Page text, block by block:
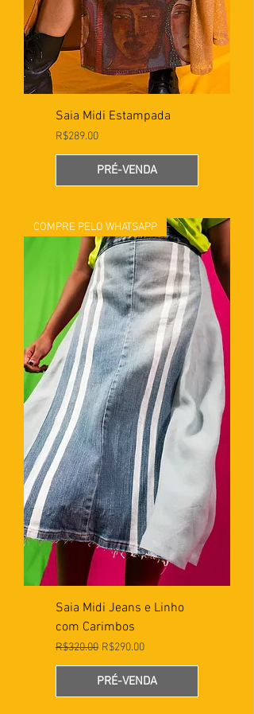
Saia Midi Estampada
Preço
R$289.00
PRÉ-VENDA
COMPRE PELO WHATSAPP
Saia Midi Jeans e Linho
com Carimbos
Preço normal
R$320.00 Preço promocional
R$290.00
PRÉ-VENDA